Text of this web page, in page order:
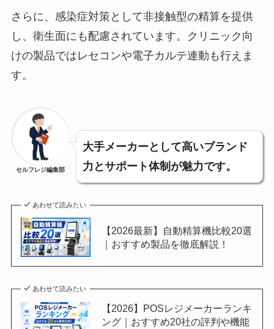
さらに、感染症対策として非接触型の精算を提供
し、衛生面にも配慮されています。クリニック向
けの製品ではレセコンや電子カルテ連動も行えま
す。
セルフレジ編集部
大手メーカーとして高いブランド
力とサポート体制が魅力です。
あわせて読みたい
【2026最新】自動精算機比較20選
｜おすすめ製品を徹底解説！
あわせて読みたい
【2026】POSレジメーカーランキ
ング｜おすすめ20社の評判や機能